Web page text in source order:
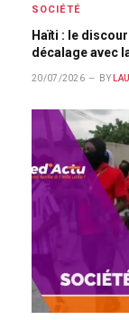
SOCIÉTÉ
Haïti : le
décalage avec
20/07/2026 BY